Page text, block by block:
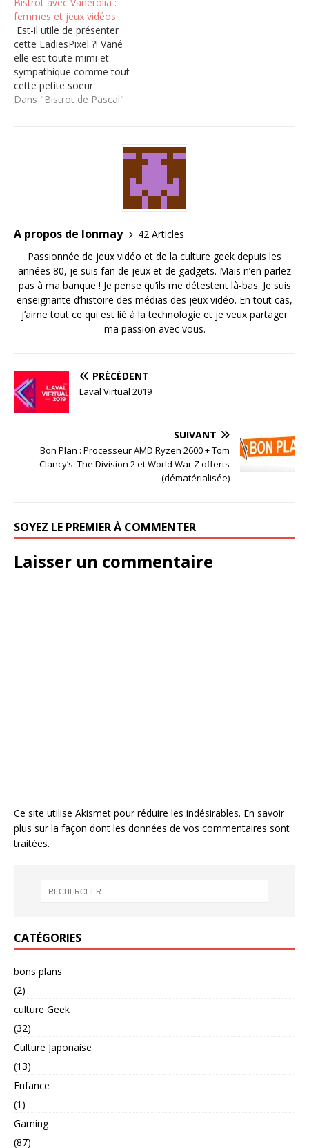
Bistrot avec Vanérolia :
femmes et jeux vidéos
Est-il utile de présenter
cette LadiesPixel ?! Vané
elle est toute mimi et
sympathique comme tout
cette petite soeur
geekette du jeu vidéo. Et
Dans "Bistrot de Pascal"
A propos de lonmay
42 Articles
Passionnée de jeux vidéo et de la culture geek depuis les
années 80, je suis fan de jeux et de gadgets. Mais n’en parlez
pas à ma banque ! Je pense qu’ils me détestent là-bas. Je suis
enseignante d’histoire des médias des jeux vidéo. En tout cas,
j’aime tout ce qui est lié à la technologie et je veux partager
ma passion avec vous.
PRÉCÉDENT
Laval Virtual 2019
SUIVANT
Bon Plan : Processeur AMD Ryzen 2600 + Tom
Clancy’s: The Division 2 et World War Z offerts
(dématérialisée)
SOYEZ LE PREMIER À COMMENTER
Laisser un commentaire
Ce site utilise Akismet pour réduire les indésirables. En savoir
plus sur la façon dont les données de vos commentaires sont
traitées.
CATÉGORIES
bons plans
(2)
culture Geek
(32)
Culture Japonaise
(13)
Enfance
(1)
Gaming
(87)